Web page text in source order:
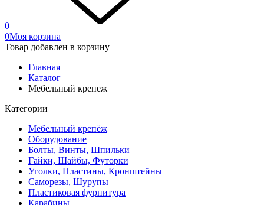
0
0Моя корзина
Товар добавлен в корзину
Главная
Каталог
Мебельный крепеж
Категории
Мебельный крепёж
Оборудование
Болты, Винты, Шпильки
Гайки, Шайбы, Футорки
Уголки, Пластины, Кронштейны
Саморезы, Шурупы
Пластиковая фурнитура
Карабины